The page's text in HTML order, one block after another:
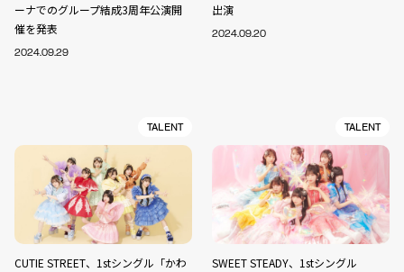
ーナでのグループ結成3周年公演開
催を発表
2024.09.29
出演
2024.09.20
TALENT
CUTIE STREET、1stシングル「かわ
TALENT
SWEET STEADY、1stシングル